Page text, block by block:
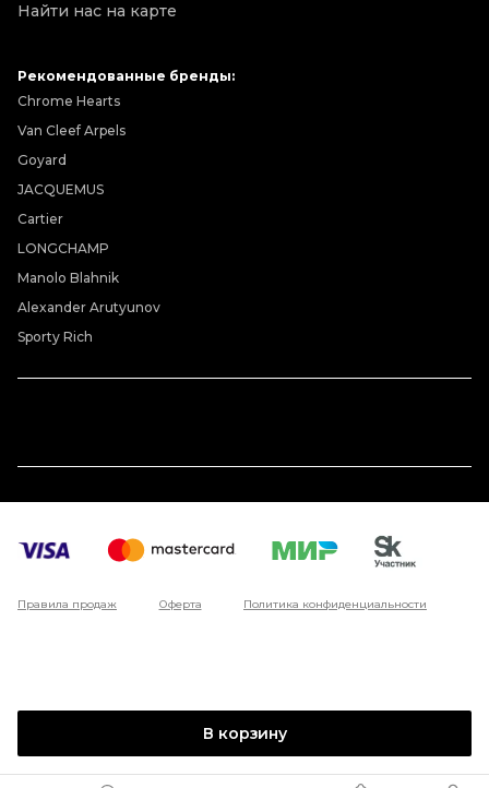
В корзину
Найти нас на карте
Рекомендованные бренды:
Chrome Hearts
Van Cleef Arpels
Goyard
JACQUEMUS
Cartier
LONGCHAMP
Manolo Blahnik
Alexander Arutyunov
Sporty Rich
Правила продаж Оферта Политика конфиденциальности